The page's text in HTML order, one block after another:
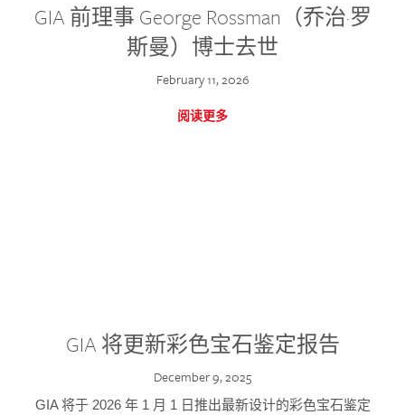
GIA 前理事 George Rossman（乔治·罗
斯曼）博士去世
February 11, 2026
阅读更多
GIA 将更新彩色宝石鉴定报告
December 9, 2025
GIA 将于 2026 年 1 月 1 日推出最新设计的彩色宝石鉴定